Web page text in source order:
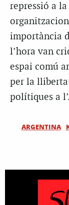
repressió a
importància
l’hora van
espai comú
per la
polítiques a
ARGENTINA